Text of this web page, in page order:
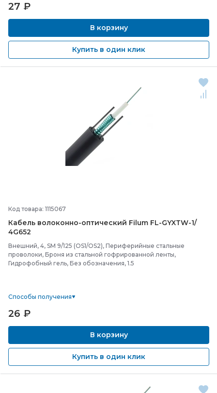
27 ₽
В корзину
Купить в один клик
Код товара: 1115067
Кабель волоконно-оптический Filum FL-GYXTW-1/
4G652
Внешний, 4, SM 9/125 (OS1/OS2), Периферийные стальные
проволоки, Броня из стальной гофрированной ленты,
Гидрофобный гель, Без обозначения, 1.5
Способы получения
26 ₽
В корзину
Купить в один клик